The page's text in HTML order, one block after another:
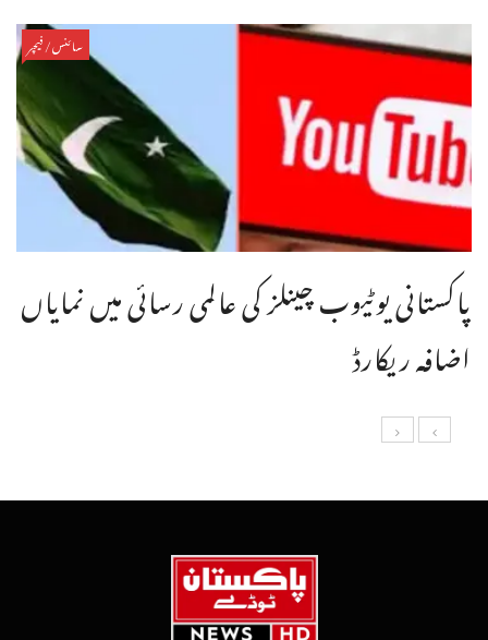
سائنس/فیچر
پاکستانی یوٹیوب چینلز کی عالمی رسائی میں نمایاں
اضافہ ریکارڈ